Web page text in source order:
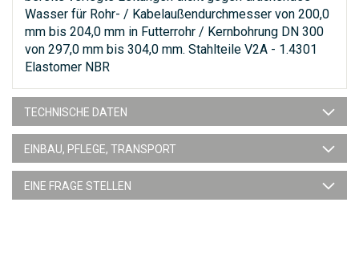
Wasser für Rohr- / Kabelaußendurchmesser von 200,0
mm bis 204,0 mm in Futterrohr / Kernbohrung DN 300
von 297,0 mm bis 304,0 mm. Stahlteile V2A - 1.4301
Elastomer NBR
TECHNISCHE DATEN
EINBAU, PFLEGE, TRANSPORT
EINE FRAGE STELLEN